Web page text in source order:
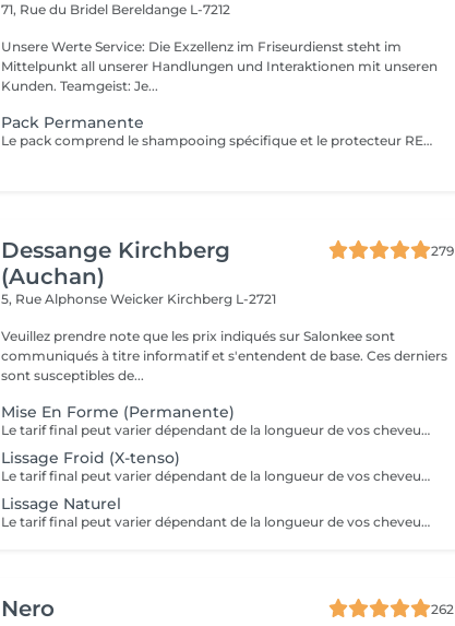
71, Rue du Bridel Bereldange L-7212
Unsere Werte Service: Die Exzellenz im Friseurdienst steht im
Mittelpunkt all unserer Handlungen und Interaktionen mit unseren
Kunden. Teamgeist: Je...
Pack Permanente
Le pack comprend le shampooing spécifique et le protecteur REDKEN , la permanente avec les produits LOREAL PROFESSIONNEL , le conditionneur REDKEN , le séchage et les produits de styling REDKEN Option Coupe : la coupe IGORANCE (finition sur cheveux secs), le séchage et les produits de styling REDKEN. * Tarifs à titre indicatifs à confirmer après la consultation personnalisée établit auprès de votre coiffeur/stylist/spécialiste * La direction se réserve le droit d’apporter des modifications pour le bon fonctionnement du salon
Dessange Kirchberg
(Auchan)
279
5, Rue Alphonse Weicker Kirchberg L-2721
Veuillez prendre note que les prix indiqués sur Salonkee sont
communiqués à titre informatif et s'entendent de base. Ces derniers
sont susceptibles de...
Mise En Forme (Permanente)
Le tarif final peut varier dépendant de la longueur de vos cheveux ainsi que des soins et produits utilisés.
Lissage Froid (X-tenso)
Le tarif final peut varier dépendant de la longueur de vos cheveux ainsi que des soins et produits utilisés.
Lissage Naturel
Le tarif final peut varier dépendant de la longueur de vos cheveux ainsi que des soins et produits utilisés.
Nero
262